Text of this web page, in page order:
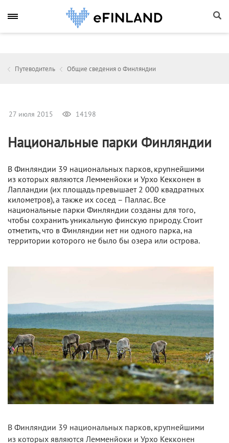
Путеводитель Общие сведения о Финляндии
27 июля 2015 14198
Национальные парки Финляндии
В Финляндии 39 национальных парков, крупнейшими
из которых являются Лемменйоки и Урхо Кекконен в
Лапландии (их площадь превышает 2 000 квадратных
километров), а также их сосед – Паллас. Все
национальные парки Финляндии созданы для того,
чтобы сохранить уникальную финскую природу. Стоит
отметить, что в Финляндии нет ни одного парка, на
территории которого не было бы озера или острова.
В Финляндии 39 национальных парков, крупнейшими
из которых являются Лемменйоки и Урхо Кекконен